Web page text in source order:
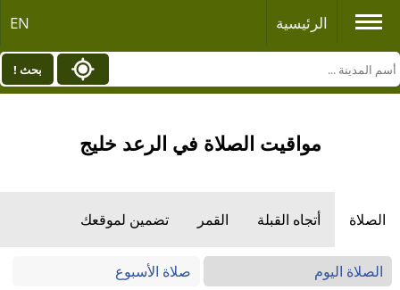
الرئيسية EN
بحث !
مواقيت الصلاة في الرعد خليج
الصلاة أتجاه القبلة القمر تضمين لموقعك
الصلاة اليوم
صلاة الأسبوع